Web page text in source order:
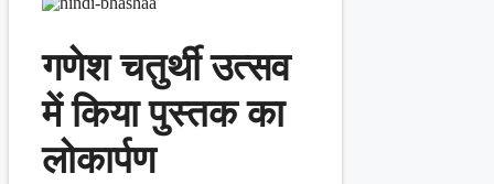
गणेश चतुर्थी उत्सव
में किया पुस्तक का
लोकार्पण